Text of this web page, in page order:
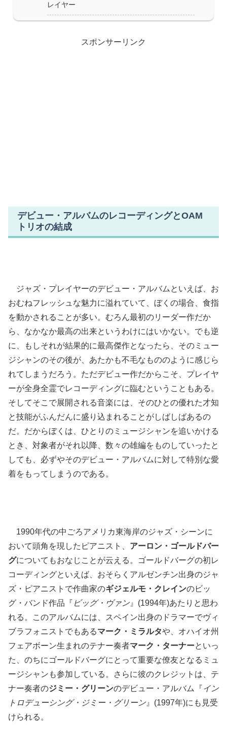
レイヤー
スポンサーリンク
デビュー・アルバムのレコーディングとOAM
トリオの結成
ジャズ・プレイヤーのデビュー・アルバムといえば、お
おむねフレッシュな魅力に溢れていて、ぼくの場合、食指
を動かされることが多い。むろん最初のリーダー作だか
ら、なかなか最高の出来というわけにはいかない。でも逆
に、もしそれが結果的に最高傑作となったら、そのミュー
ジシャンのその後が、あたかも不毛なもののように感じら
れてしまうだろう。ただデビュー作だからこそ、プレイヤ
ーが全身全霊でレコーディングに臨むということもある。
そしてそこで展開される音楽には、そのひとの優れた才知
と技能がふんだんに盛り込まれることがしばしばあるの
だ。だからぼくは、ひとりのミュージシャンを追いかける
とき、対象者がそれ以降、数々の雄編をものしていったと
しても、必ずやそのデビュー・アルバムに対して特別な愛
着をもってしまうのである。
1990年代の中ごろアメリカ東海岸のジャズ・シーンに
おいて頭角を現したピアニスト、 アーロン・ゴールドバー
グについてもおなじことが云える。ゴールドバーグの初レ
コーディングといえば、おそらくアルゼンチン出身のジャ
ズ・ピアニストで作曲家のギジェルモ・クレインのビッ
グ・バンド作品『 ビッグ・ヴァン』(1994年)あたりと思わ
れる。このアルバムには、スペイン出身のドラマーでヴィ
ブラフォニストでもあるマーク・ミラルタや、オハイオ州
フェアボーン生まれのテナー奏者マーク・ターナーといっ
た、のちにゴールドバーグにとって重要な僚友となるミュ
ージシャンも参加している。さらに彼のクレジットは、テ
ナー奏者のジミー・グリーンのデビュー・アルバム『イン
トロデューシング・ジミー・グリーン』(1997年)にも見受
けられる。